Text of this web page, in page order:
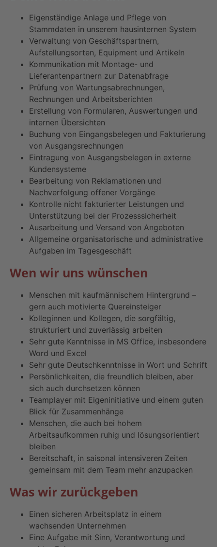
Eigenständige Anlage und Pflege von
Stammdaten in unserem hausinternen System
Verwaltung von Geschäftspartnern,
Aufstellungsorten, Equipment und Artikeln
Kommunikation mit Montage- und
Lieferantenpartnern zur Datenabfrage
Prüfung von Wartungsabrechnungen,
Rechnungen und Arbeitsberichten
Erstellung von Formularen, Auswertungen und
internen Übersichten
Buchung von Eingangsbelegen und Fakturierung
von Ausgangsrechnungen
Eintragung von Ausgangsbelegen in externe
Kundensysteme
Bearbeitung von Reklamationen und
Nachverfolgung offener Vorgänge
Kontrolle nicht fakturierter Leistungen und
Unterstützung bei der Prozesssicherheit
Ausarbeitung und Versand von Angeboten
Allgemeine organisatorische und administrative
Aufgaben im Tagesgeschäft
Wen wir uns wünschen
Menschen mit kaufmännischem Hintergrund –
gern auch motivierte Quereinsteiger
Kolleginnen und Kollegen, die sorgfältig,
strukturiert und zuverlässig arbeiten
Sehr gute Kenntnisse in MS Office, insbesondere
Word und Excel
Sehr gute Deutschkenntnisse in Wort und Schrift
Persönlichkeiten, die freundlich bleiben, aber
sich auch durchsetzen können
Teamplayer mit Eigeninitiative und einem guten
Blick für Zusammenhänge
Menschen, die auch bei hohem
Arbeitsaufkommen ruhig und lösungsorientiert
bleiben
Bereitschaft, in saisonal intensiveren Zeiten
gemeinsam mit dem Team mehr anzupacken
Was wir zurückgeben
Einen sicheren Arbeitsplatz in einem
wachsenden Unternehmen
Eine Aufgabe mit Sinn, Verantwortung und